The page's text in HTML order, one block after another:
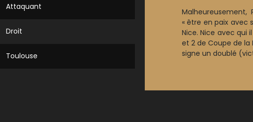
Attaquant
Droit
Toulouse
« être en paix avec
Nice. Nice avec qui
et 2 de Coupe de la
signe un doublé